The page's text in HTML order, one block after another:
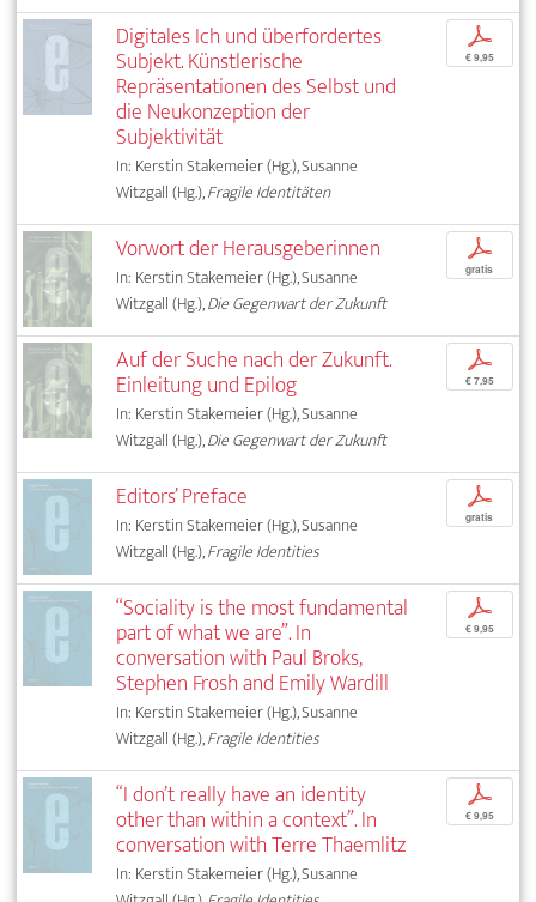
Digitales Ich und überfordertes
Subjekt. Künstlerische
Repräsentationen des Selbst und
die Neukonzeption der
Subjektivität
In: Kerstin Stakemeier (Hg.), Susanne
Witzgall (Hg.),Fragile Identitäten
p
€ 9,95
Vorwort der Herausgeberinnen
In: Kerstin Stakemeier (Hg.), Susanne
Witzgall (Hg.),Die Gegenwart der Zukunft
p
gratis
Auf der Suche nach der Zukunft.
Einleitung und Epilog
In: Kerstin Stakemeier (Hg.), Susanne
Witzgall (Hg.),Die Gegenwart der Zukunft
p
€ 7,95
Editors’ Preface
In: Kerstin Stakemeier (Hg.), Susanne
Witzgall (Hg.),Fragile Identities
p
gratis
“Sociality is the most fundamental
part of what we are”. In
conversation with Paul Broks,
Stephen Frosh and Emily Wardill
In: Kerstin Stakemeier (Hg.), Susanne
Witzgall (Hg.),Fragile Identities
p
€ 9,95
“I don’t really have an identity
other than within a context”. In
conversation with Terre Thaemlitz
In: Kerstin Stakemeier (Hg.), Susanne
p
€ 9,95